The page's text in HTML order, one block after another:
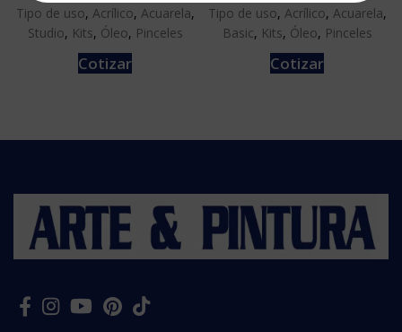
Tipo de uso, Acrílico, Acuarela,
Studio, Kits, Óleo, Pinceles
Cotizar
Tipo de uso, Acrílico, Acuarela,
Basic, Kits, Óleo, Pinceles
Cotizar